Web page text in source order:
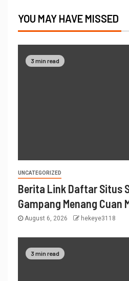
YOU MAY HAVE MISSED
3 min read
UNCATEGORIZED
Berita Link Daftar Situs
Gampang Menang Cuan
August 6, 2026 hekeye3118
3 min read